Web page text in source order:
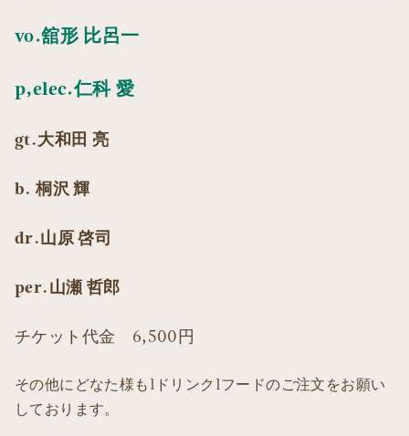
vo.舘形 比呂一
p,elec.仁科 愛
gt.大和田 亮
b. 桐沢 輝
dr.山原 啓司
per.山瀬 哲郎
チケット代金 6,500円
その他にどなた様も1ドリンク1フードのご注文をお願い
しております。